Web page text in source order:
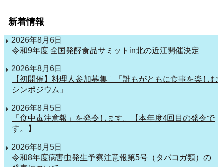
新着情報
2026年8月6日
令和9年度 全国発酵食品サミットin北の近江開催決定
2026年8月6日
【初開催】料理人参加募集！「誰もがともに食事を楽しむ
シンポジウム」
2026年8月5日
「食中毒注意報」を発令します。【本年度4回目の発令で
す。】
2026年8月5日
令和8年度病害虫発生予察注意報第5号（タバコガ類）の